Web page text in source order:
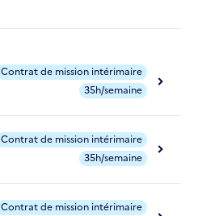
Contrat de mission intérimaire
35h/semaine
Contrat de mission intérimaire
35h/semaine
Contrat de mission intérimaire